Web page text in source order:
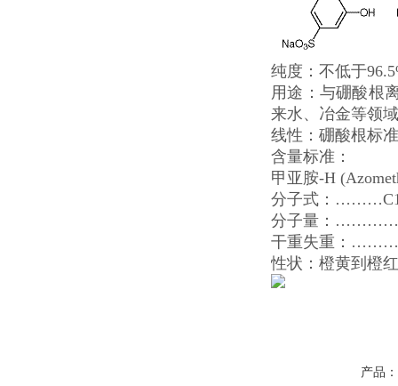
纯度：不低于
用途：与硼酸根
来水、冶金等领
线性：硼酸根标
含量标准：
甲亚胺-H
分子式：
分子量：
干重失重：
性状：橙黄到橙
产品：